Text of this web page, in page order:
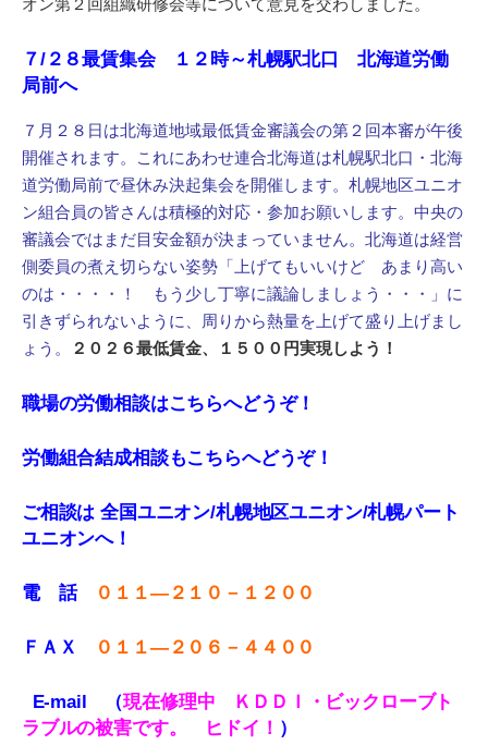
オン第２回組織研修会等について意見を交わしました。
７/２８最賃集会 １２時～札幌駅北口 北海道労働
局前へ
７月２８日は北海道地域最低賃金審議会の第２回本審が午後
開催されます。これにあわせ連合北海道は札幌駅北口・北海
道労働局前で昼休み決起集会を開催します。札幌地区ユニオ
ン組合員の皆さんは積極的対応・参加お願いします。中央の
審議会ではまだ目安金額が決まっていません。北海道は経営
側委員の煮え切らない姿勢「上げてもいいけど あまり高い
のは・・・・！ もう少し丁寧に議論しましょう・・・」に
引きずられないように、周りから熱量を上げて盛り上げまし
ょう。
２０２６最低賃金、１５００円実現しよう！
職場の労働相談はこちらへどうぞ！
労働組合結成相談もこちらへどうぞ！
ご相談は 全国ユニオン/札幌地区ユニオン/札幌パート
ユニオンへ！
電 話 ０１１—２１０－１２００
ＦＡＸ ０１１—２０６－４４００
E-mail （現在修理中 ＫＤＤＩ・ビックローブト
ラブルの被害です。 ヒドイ！ ）